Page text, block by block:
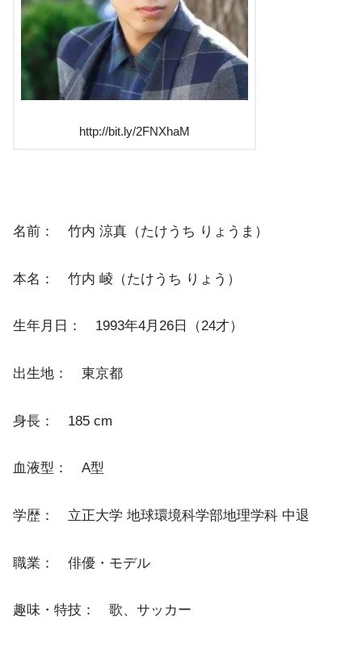
http://bit.ly/2FNXhaM
名前： 竹内 涼真（たけうち りょうま）
本名： 竹内 崚（たけうち りょう）
生年月日： 1993年4月26日（24才）
出生地： 東京都
身長： 185 cm
血液型： A型
学歴： 立正大学 地球環境科学部地理学科 中退
職業： 俳優・モデル
趣味・特技： 歌、サッカー